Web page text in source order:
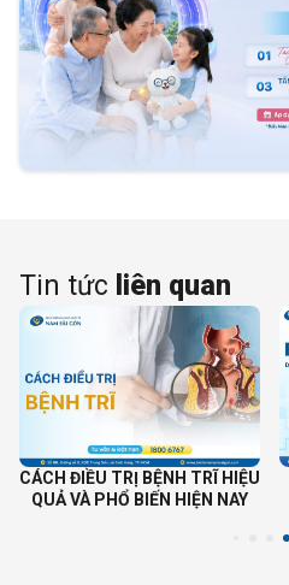
Tin tức liên quan
CÁCH ĐIỀU TRỊ BỆNH TRĨ HIỆU
QUẢ VÀ PHỔ BIẾN HIỆN NAY